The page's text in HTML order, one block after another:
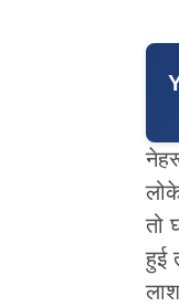
तो
हुई